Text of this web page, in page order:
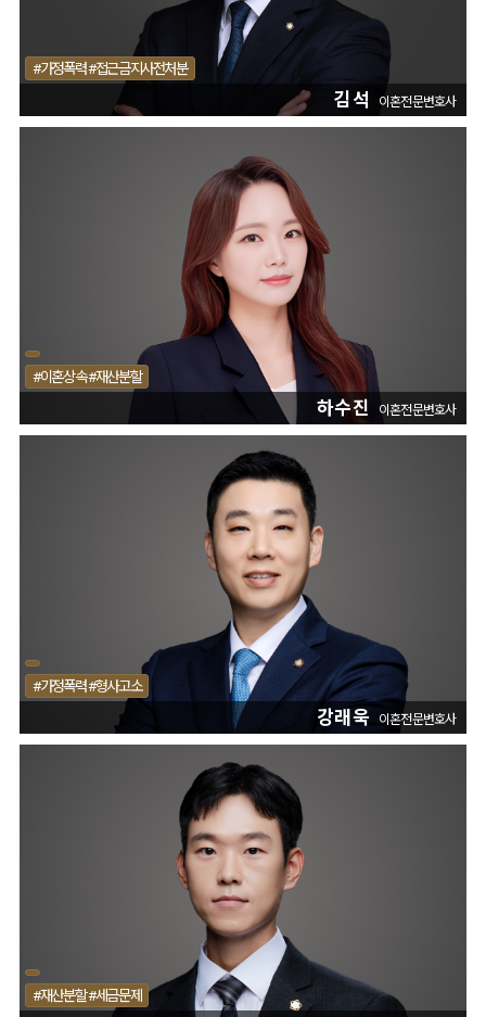
#가정폭력 #접근금지사전처분
김석 이혼전문변호사
#이혼상속 #재산분할
하수진 이혼전문변호사
#가정폭력 #형사고소
강래욱 이혼전문변호사
#재산분할 #세금문제